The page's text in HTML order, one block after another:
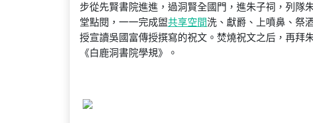
步從先賢書院進進，過洞賢全國門，進朱子祠，列隊
堂點閱，一一完成盥共享空間洗、獻爵、上噴鼻、祭
授宣讀吳國富傳授撰寫的祝文。焚燒祝文之后，再拜
《白鹿洞書院學規》。